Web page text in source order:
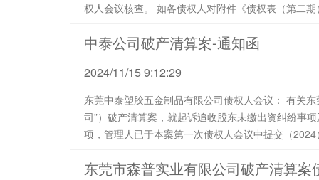
权人会议核查。 如各债权人对附件《债权表（第二期）》记载的拟核定债权有异议，请按如下方式处
表原件...
中泰公司破产清算案-通知函
2024/11/15 9:12:29
东莞中泰塑胶五金制品有限公司债权人会议： 有关东莞中泰塑胶五金制品有限公司（以下简称“中泰公
司”）破产清算案，就起诉追收股东未缴出资纠纷事
项，管理人已于本案第一次债权人会议中提交（
况、诉讼方案、...
东莞市森普实业有限公司破产清算